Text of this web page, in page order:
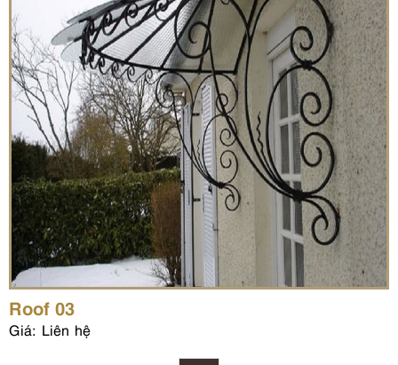
Roof 03
Giá: Liên hệ